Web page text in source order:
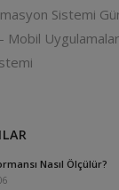
Sistemi
Mobil Uygulamalar
Nasıl Ölçülür?